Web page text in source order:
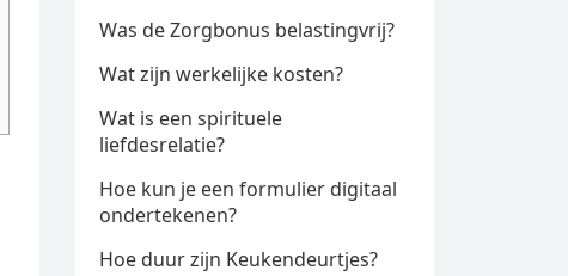
Was de Zorgbonus belastingvrij?
Wat zijn werkelijke kosten?
Wat is een spirituele
liefdesrelatie?
Hoe kun je een formulier digitaal
ondertekenen?
Hoe duur zijn Keukendeurtjes?